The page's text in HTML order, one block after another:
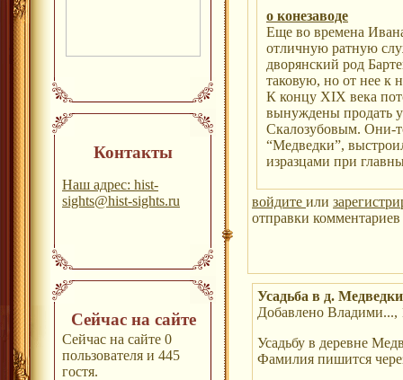
Контакты
Наш адрес: hist-
sights@hist-sights.ru
Сейчас на сайте
Сейчас на сайте 0
пользователя и 445
гостя.
о конезаводе
Еще во времена
отличную ратную
дворянский род
таковую, но от нее к
К концу ХIХ века
вынуждены продать
Скалозубовым. Они-
“Медведки”,
изразцами при
войдите или
отправки
Усадьба в д. Медведки
Добавлено Владими...,
Усадьбу в деревне
Фамилия пишится